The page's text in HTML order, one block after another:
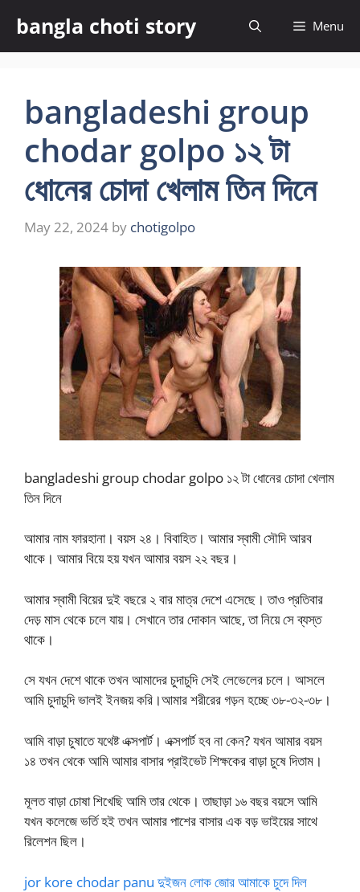
content
bangla choti story Menu
bangladeshi group
chodar golpo ১২ টা
ধোনের চোদা খেলাম তিন দিনে
May 22, 2024 by chotigolpo
bangladeshi group chodar golpo ১২ টা ধোনের চোদা খেলাম
তিন দিনে
আমার নাম ফারহানা। বয়স ২৪। বিবাহিত। আমার স্বামী সৌদি আরব
থাকে। আমার বিয়ে হয় যখন আমার বয়স ২২ বছর।
আমার স্বামী বিয়ের দুই বছরে ২ বার মাত্র দেশে এসেছে। তাও প্রতিবার
দেড় মাস থেকে চলে যায়। সেখানে তার দোকান আছে, তা নিয়ে সে ব্যস্ত
থাকে।
সে যখন দেশে থাকে তখন আমাদের চুদাচুদি সেই লেভেলের চলে। আসলে
আমি চুদাচুদি ভালই ইনজয় করি।আমার শরীরের গড়ন হচ্ছে ৩৮-৩২-৩৮।
আমি বাড়া চুষাতে যথেষ্ট এক্সপার্ট। এক্সপার্ট হব না কেন? যখন আমার বয়স
১৪ তখন থেকে আমি আমার বাসার প্রাইভেট শিক্ষকের বাড়া চুষে দিতাম।
মূলত বাড়া চোষা শিখেছি আমি তার থেকে। তাছাড়া ১৬ বছর বয়সে আমি
যখন কলেজে ভর্তি হই তখন আমার পাশের বাসার এক বড় ভাইয়ের সাথে
রিলেশন ছিল।
jor kore chodar panu দুইজন লোক জোর আমাকে চুদে দিল